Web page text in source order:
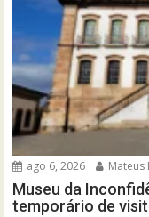
ago 6, 2026 Mateus
Museu da
temporário de